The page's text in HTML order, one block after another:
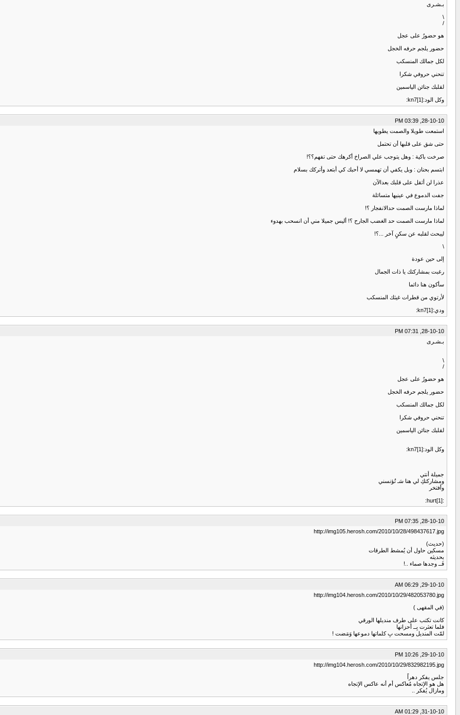
بـشـرى
\
/
هو حضورٌ على عجل
حضور يلجم حرفه الخجل
لكل جمالك المنسكب
تنحني حروفي شكرا
لقلبك جنائن الياسمين
وكل الود:kn7[1]:
28-10-10, 03:39 PM
استمعت طويلا والصمت يطويها
حتى شق على قلبها أن تحتمل
صرخت باكية : وهل يتوجب علي الصراخ أكرهك حتى تفهم؟؟!
ابتسم بحنان : وبل يكفي أن تهمسي لا أحبك كي أبتعد وأتركك بسلام
عذرا لن أثقل على قلبك بعدالآن
جفت الدموع في عينيها متسائلة
لماذا مارست الصمت حدالانفجار ؟!
لماذا مارست الصمت حد الغضب الجارح ؟! أليس جميلا مني أن انسحب بهدوء
ليبحث لقلبه عن سكنٍ آخر ...؟!
\
إلى حين عودة
رغبت بمشاركتك يا ذات الجمال
سأكون هنا دائما
لأرتوي من قطرات غيثك المنسكب
ودي:kn7[1]:
28-10-10, 07:31 PM
بـشـرى
\
/
هو حضورٌ على عجل
حضور يلجم حرفه الخجل
لكل جمالك المنسكب
تنحني حروفي شكرا
لقلبك جنائن الياسمين
وكل الود:kn7[1]:
جميلة أنتي
ومشاركتكِ لي هنا سَـ تُؤنسني
وأفتخر
:hurt[1]:
28-10-10, 07:35 PM
http://img105.herosh.com/2010/10/28/498437617.jpg
(حديث)
مسكين حاول أن يُمشط الطرقات
بحديثه
فَــ وجدها صماء ..!
29-10-10, 06:29 AM
http://img104.herosh.com/2010/10/29/482053780.jpg
(في المقهى )
كانت تكتب على طرف منديلها الورقي
فلما تعثرت بِــ أحزانها
لمّت المنديل ومسحت بِ كلماتها دموعها وَمَضت !
29-10-10, 10:26 PM
http://img104.herosh.com/2010/10/29/832982195.jpg
جلس يفكر دهراً
هل هو الإتجاه مُعاكس أم أنه عاكس الإتجاه
ومازال يُفكر ..
31-10-10, 01:29 AM